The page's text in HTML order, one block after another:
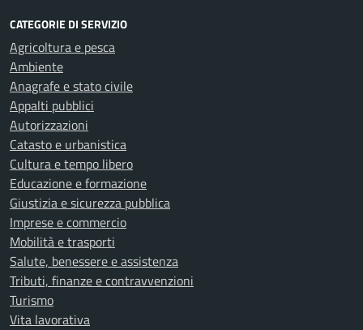
CATEGORIE DI SERVIZIO
Agricoltura e pesca
Ambiente
Anagrafe e stato civile
Appalti pubblici
Autorizzazioni
Catasto e urbanistica
Cultura e tempo libero
Educazione e formazione
Giustizia e sicurezza pubblica
Imprese e commercio
Mobilità e trasporti
Salute, benessere e assistenza
Tributi, finanze e contravvenzioni
Turismo
Vita lavorativa